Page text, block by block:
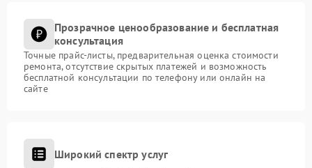
Прозрачное ценообразование и бесплатная
консультация
Точные прайс-листы, предварительная оценка стоимости
ремонта, отсутствие скрытых платежей и возможность
бесплатной консультации по телефону или онлайн на
сайте
Широкий спектр услуг